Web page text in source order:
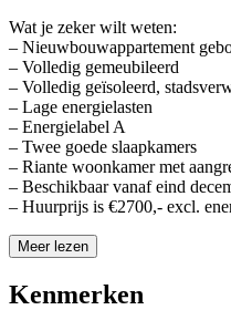
Wat je zeker wilt weten:
– Nieuwbouwappartement
– Volledig gemeubileerd
– Volledig geïsoleerd,
– Lage energielasten
– Energielabel A
– Twee goede slaapkamers
– Riante woonkamer met
– Beschikbaar vanaf eind
– Huurprijs is €2700,- excl.
Meer lezen
Kenmerken